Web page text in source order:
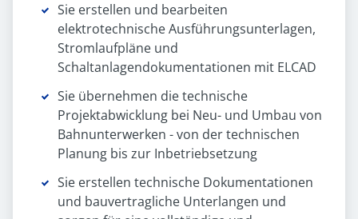
Sie erstellen und bearbeiten
elektrotechnische Ausführungsunterlagen,
Stromlaufpläne und
Schaltanlagendokumentationen mit ELCAD
Sie übernehmen die technische
Projektabwicklung bei Neu- und Umbau von
Bahnunterwerken - von der technischen
Planung bis zur Inbetriebsetzung
Sie erstellen technische Dokumentationen
und bauvertragliche Unterlangen und